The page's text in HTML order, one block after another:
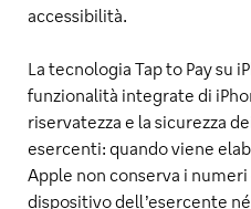
accessibilità.
La tecnologia Tap to Pay su
funzionalità integrate di
riservatezza e la sicurezza
esercenti: quando viene
Apple non conserva i
dispositivo dell’esercente